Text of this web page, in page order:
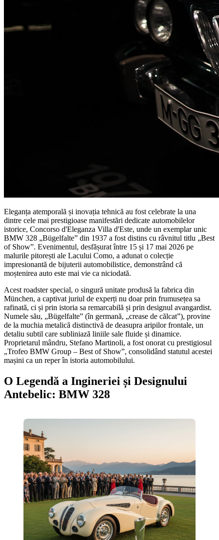
Eleganța atemporală și inovația tehnică au fost celebrate la una
dintre cele mai prestigioase manifestări dedicate automobilelor
istorice, Concorso d'Eleganza Villa d'Este, unde un exemplar unic
BMW 328 „Bügelfalte” din 1937 a fost distins cu râvnitul titlu „Best
of Show”. Evenimentul, desfășurat între 15 și 17 mai 2026 pe
malurile pitorești ale Lacului Como, a adunat o colecție
impresionantă de bijuterii automobilistice, demonstrând că
moștenirea auto este mai vie ca niciodată.
Acest roadster special, o singură unitate produsă la fabrica din
München, a captivat juriul de experți nu doar prin frumusețea sa
rafinată, ci și prin istoria sa remarcabilă și prin designul avangardist.
Numele său, „Bügelfalte” (în germană, „crease de călcat”), provine
de la muchia metalică distinctivă de deasupra aripilor frontale, un
detaliu subtil care subliniază liniile sale fluide și dinamice.
Proprietarul mândru, Stefano Martinoli, a fost onorat cu prestigiosul
„Trofeo BMW Group – Best of Show”, consolidând statutul acestei
mașini ca un reper în istoria automobilului.
O Legendă a Ingineriei și Designului
Antebelic: BMW 328